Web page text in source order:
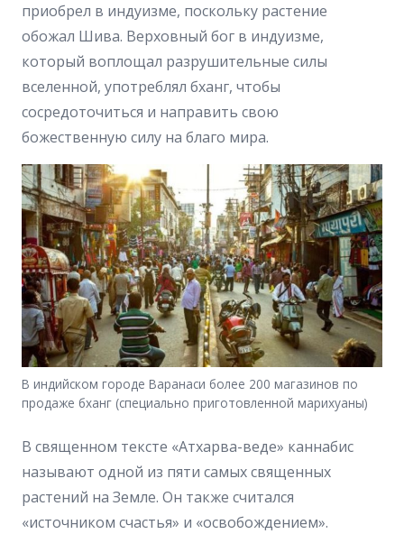
приобрел в индуизме, поскольку растение
обожал Шива. Верховный бог в индуизме,
который воплощал разрушительные силы
вселенной, употреблял бханг, чтобы
сосредоточиться и направить свою
божественную силу на благо мира.
В индийском городе Варанаси более 200 магазинов по
продаже бханг (специально приготовленной марихуаны)
В священном тексте «Атхарва-веде» каннабис
называют одной из пяти самых священных
растений на Земле. Он также считался
«источником счастья» и «освобождением».